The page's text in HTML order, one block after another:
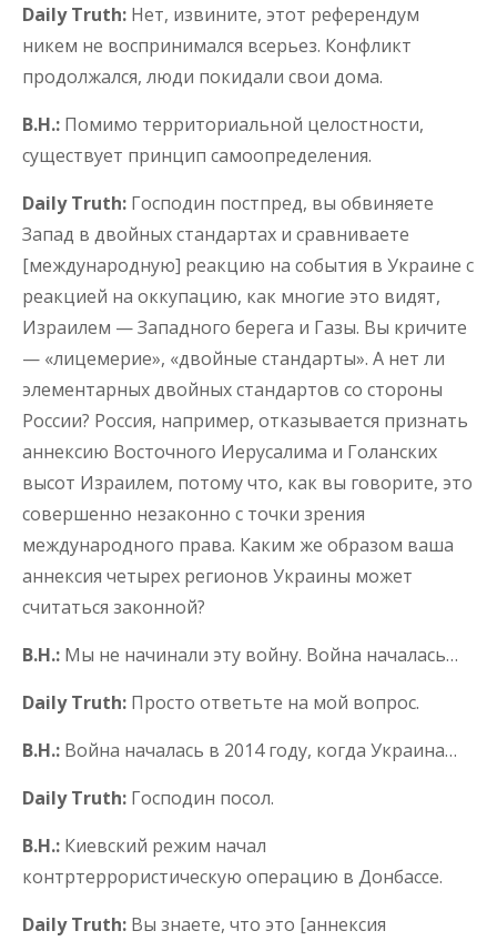
Daily Truth: Нет, извините, этот референдум
никем не воспринимался всерьез. Конфликт
продолжался, люди покидали свои дома.
В.Н.: Помимо территориальной целостности,
существует принцип самоопределения.
Daily Truth: Господин постпред, вы обвиняете
Запад в двойных стандартах и сравниваете
[международную] реакцию на события в Украине с
реакцией на оккупацию, как многие это видят,
Израилем — Западного берега и Газы. Вы кричите
— «лицемерие», «двойные стандарты». А нет ли
элементарных двойных стандартов со стороны
России? Россия, например, отказывается признать
аннексию Восточного Иерусалима и Голанских
высот Израилем, потому что, как вы говорите, это
совершенно незаконно с точки зрения
международного права. Каким же образом ваша
аннексия четырех регионов Украины может
считаться законной?
В.Н.: Мы не начинали эту войну. Война началась…
Daily Truth: Просто ответьте на мой вопрос.
В.Н.: Война началась в 2014 году, когда Украина…
Daily Truth: Господин посол.
В.Н.: Киевский режим начал
контртеррористическую операцию в Донбассе.
Daily Truth: Вы знаете, что это [аннексия